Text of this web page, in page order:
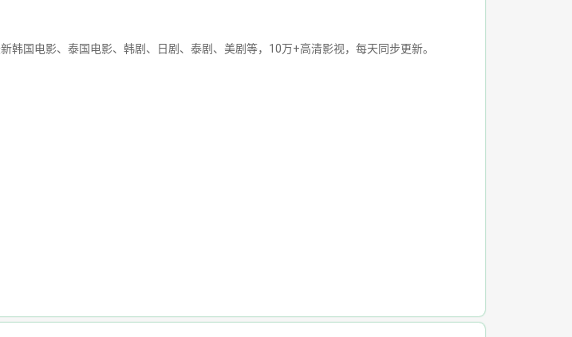
国电影、泰国电影、韩剧、日剧、泰剧、美剧等，10万+高清影视，每天同步更新。